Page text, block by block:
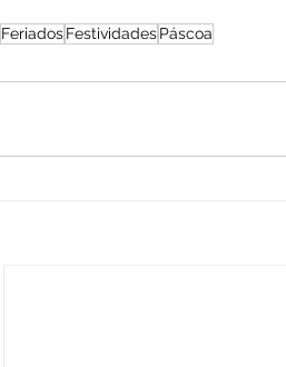
FeriadosFestividadesPáscoa